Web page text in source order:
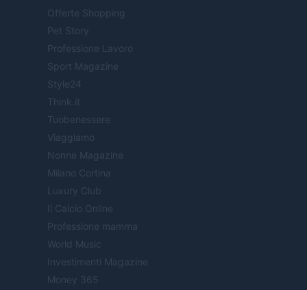
Offerte Shopping
Pet Story
Professione Lavoro
Sport Magazine
Style24
Think.it
Tuobenessere
Viaggiamo
Nonne Magazine
Milano Cortina
Luxury Club
Il Calcio Online
Professione mamma
World Music
Investimenti Magazine
Money 365